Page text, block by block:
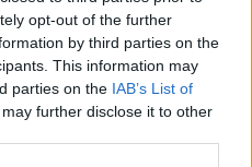
opt-out of the further
by third parties on the
This information may
parties on the IAB’s List of
further disclose it to other
• ΔΉΜΟΣ ΚΙΣΆΜΟΥ
πανηγύρι στα
12:15